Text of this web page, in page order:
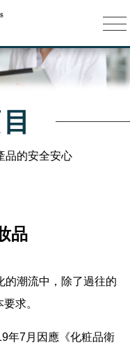
品的安全安心
品
潮流中，除了過往的
求。
7月因應《化粧品衛